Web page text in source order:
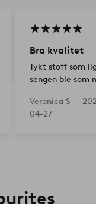
Bra kvalitet
Tykt stoff som
sengen ble som
Veronica S —
04-27